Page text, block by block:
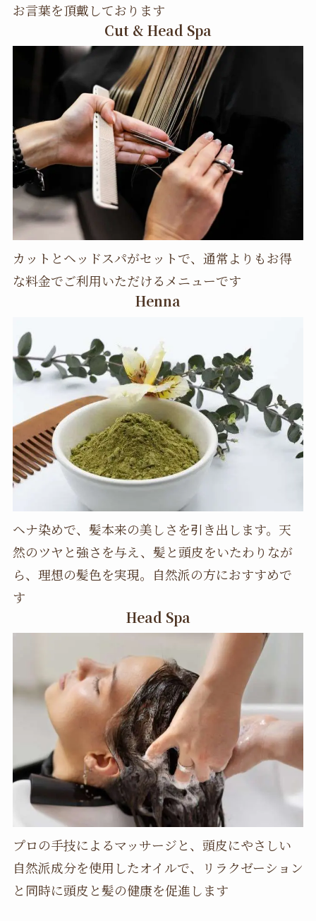
お言葉を頂戴しております
Cut & Head Spa
カットとヘッドスパがセットで、通常よりもお得
な料金でご利用いただけるメニューです
Henna
ヘナ染めで、髪本来の美しさを引き出します。天
然のツヤと強さを与え、髪と頭皮をいたわりなが
ら、理想の髪色を実現。自然派の方におすすめで
す
Head Spa
プロの手技によるマッサージと、頭皮にやさしい
自然派成分を使用したオイルで、リラクゼーション
と同時に頭皮と髪の健康を促進します